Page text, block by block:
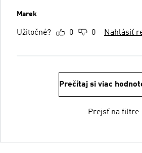
Marek
Užitočné? 0 0 Nahlásiť
Prečítaj si viac
Prejsť na filtre